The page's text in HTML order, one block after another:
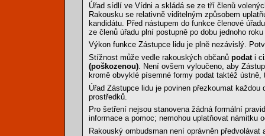
Úřad sídlí ve Vídni a skládá se ze tří členů
Rakousku se relativně viditelným způsobem
kandidátu. Před nástupem do funkce členové
ze členů úřadu plní postupně po dobu jednoho
Výkon funkce Zástupce lidu je plně nezávislý.
Stížnost může vedle rakouských občanů podat i
(poškozenou) . Není ovšem vyloučeno, aby
kromě obvyklé písemné formy podat taktéž
Úřad Zástupce lidu je povinen přezkoumat
prostředků.
Pro šetření nejsou stanovena žádná formální
informace a pomoc; nemohou uplatňovat námitku
Rakouský ombudsman není oprávněn